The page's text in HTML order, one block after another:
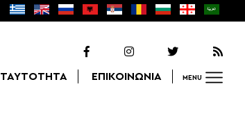
ΤΑΥΤΟΤΗΤΑ ΕΠΙΚΟΙΝΩΝΙΑ MENU